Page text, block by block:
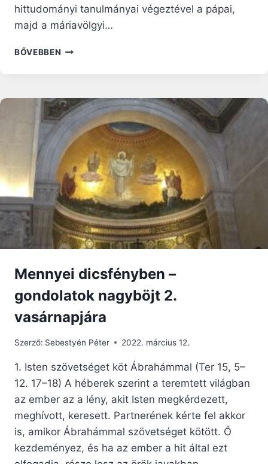
hittudományi tanulmányai végeztével a pápai,
majd a máriavölgyi…
BŐVEBBEN CSEPELÉNYI
TÉRÍTETT
ÉS
HITTEL
SZENVEDETT
–
SZENTEK
ÉLETE
Mennyei dicsfényben –
gondolatok nagyböjt 2.
vasárnapjára
Szerző: Sebestyén Péter 2022. március 12.
1. Isten szövetséget köt Ábrahámmal (Ter 15, 5–
12. 17–18) A héberek szerint a teremtett világban
az ember az a lény, akit Isten megkérdezett,
meghívott, keresett. Partnerének kérte fel akkor
is, amikor Ábrahámmal szövetséget kötött. Ő
kezdeményez, és ha az ember a hit által ezt